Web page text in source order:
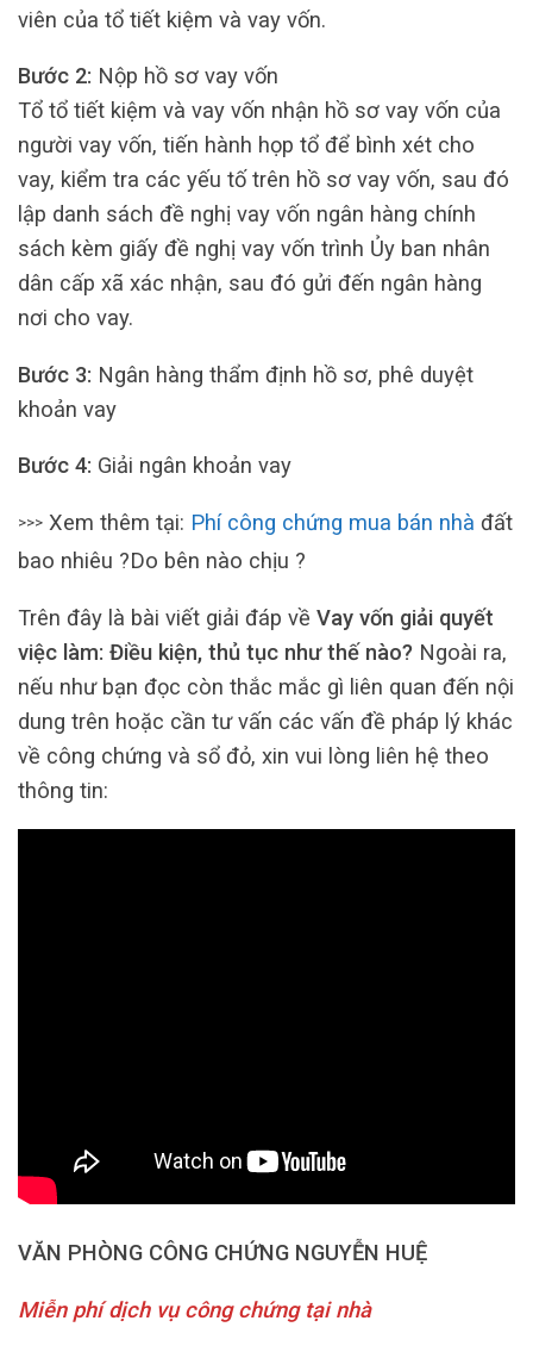
viên của tổ tiết kiệm và vay vốn.
Bước 2: Nộp hồ sơ vay vốn
Tổ tổ tiết kiệm và vay vốn nhận hồ sơ vay vốn của
người vay vốn, tiến hành họp tổ để bình xét cho
vay, kiểm tra các yếu tố trên hồ sơ vay vốn, sau đó
lập danh sách đề nghị vay vốn ngân hàng chính
sách kèm giấy đề nghị vay vốn trình Ủy ban nhân
dân cấp xã xác nhận, sau đó gửi đến ngân hàng
nơi cho vay.
Bước 3: Ngân hàng thẩm định hồ sơ, phê duyệt
khoản vay
Bước 4: Giải ngân khoản vay
>>> Xem thêm tại: Phí công chứng mua bán nhà đất
bao nhiêu ?Do bên nào chịu ?
Trên đây là bài viết giải đáp về Vay vốn giải quyết
việc làm: Điều kiện, thủ tục như thế nào? Ngoài ra,
nếu như bạn đọc còn thắc mắc gì liên quan đến nội
dung trên hoặc cần tư vấn các vấn đề pháp lý khác
về công chứng và sổ đỏ, xin vui lòng liên hệ theo
thông tin:
VĂN PHÒNG CÔNG CHỨNG NGUYỄN HUỆ
Miễn phí dịch vụ công chứng tại nhà